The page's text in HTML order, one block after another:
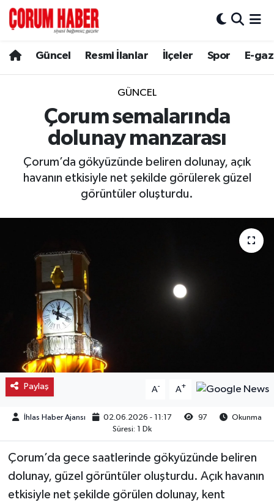
Güncel Resmi İlanlar İlçeler Spor E-
GÜNCEL
Çorum semalarında
dolunay manzarası
Çorum’da gökyüzünde beliren dolunay, açık
havanın etkisiyle net şekilde görülerek güzel
görüntüler oluşturdu.
Paylaş A- A+
İhlas Haber Ajansı 02.06.2026 - 11:17 97
Okunma
Süresi: 1 Dk
Çorum’da gece saatlerinde gökyüzünde beliren
dolunay, güzel görüntüler oluşturdu. Açık havanın
etkisiyle net şekilde görülen dolunay, kent
Spor
Resmi İlanlar
Alaca
Boğazkale
İskilip
Kargı
Laçin
Mecitözü
Oğuzlar
Ortaköy
Osmancık
Sungurlu
Hava Durumu
Çorum Namaz Vakitleri
Trafik Durumu
Süper Lig Puan Durumu ve Fikstür
Tüm Manşetler
Haber Arşivi